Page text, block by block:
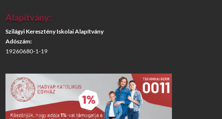
Alapítvány:
Szilágyi Keresztény Iskolai Alapítvány
Adószám:
19260680-1-19